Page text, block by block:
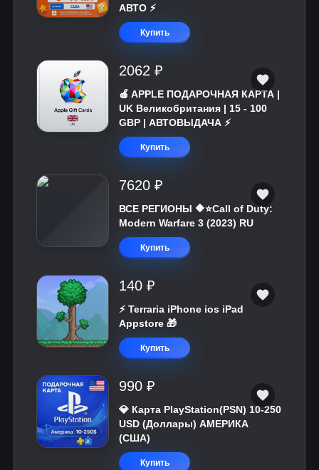
АВТО ⚡
Купить
2062 ₽
🍎 APPLE ПОДАРОЧНАЯ КАРТА |
UK Великобритания | 15 - 100
GBP | АВТОВЫДАЧА ⚡️
Купить
7620 ₽
ВСЕ РЕГИОНЫ 🔶⭐Call of Duty:
Modern Warfare 3 (2023) RU
Купить
140 ₽
⚡️ Terraria iPhone ios iPad
Appstore 🎁
Купить
990 ₽
💎 Карта PlayStation(PSN) 10-250
USD (Доллары) АМЕРИКА
(США)
Купить